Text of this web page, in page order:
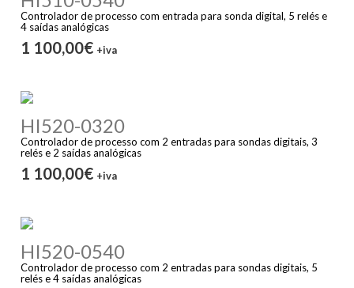
Controlador de processo com entrada para sonda digital, 5 relés e
4 saídas analógicas
1 100,00€ +iva
HI520-0320
Controlador de processo com 2 entradas para sondas digitais, 3
relés e 2 saídas analógicas
1 100,00€ +iva
HI520-0540
Controlador de processo com 2 entradas para sondas digitais, 5
relés e 4 saídas analógicas